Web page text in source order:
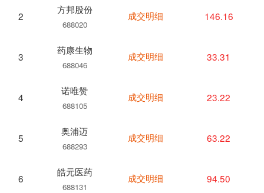
2
方邦股份
688020
3
药康生物
688046
4
诺唯赞
688105
5
奥浦迈
688293
6
皓元医药
688131
成交明细 146.16
成交明细 33.31
成交明细 23.22
成交明细 63.22
成交明细 94.50